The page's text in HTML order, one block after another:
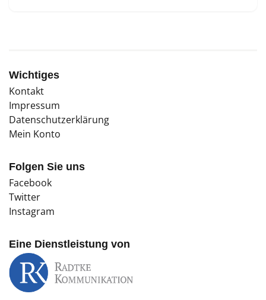
Wichtiges
Kontakt
Impressum
Datenschutzerklärung
Mein Konto
Folgen Sie uns
Facebook
Twitter
Instagram
Eine Dienstleistung von